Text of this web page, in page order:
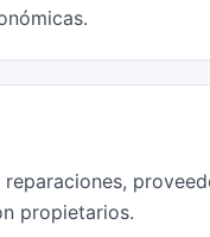
propietarios.